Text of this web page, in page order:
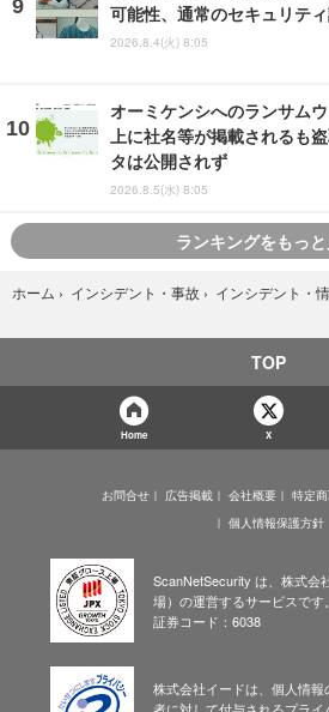
可能性、通常のセキュリテ
2026.8.4(火) 8:05
オーミケンシへのランサム
上に社名等が掲載されるも
タは公開されず
2026.8.5(水) 8:05
ランキングをもっ
ホーム › インシデント・事故 › インシデント・
TOP
Home X
お問合せ 広告掲載 会社概要
特定
個人情報保護方針
ScanNetSecurity は、株式会
場）の運営するサービスです。
証券コード：6038
株式会社イードは、個人情